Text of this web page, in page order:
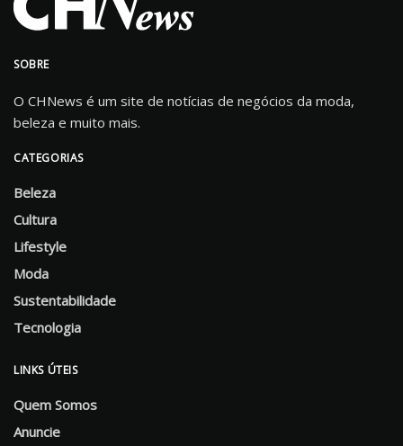
SOBRE
O CHNews é um site de notícias de negócios da moda,
beleza e muito mais.
CATEGORIAS
Beleza
Cultura
Lifestyle
Moda
Sustentabilidade
Tecnologia
LINKS ÚTEIS
Quem Somos
Anuncie